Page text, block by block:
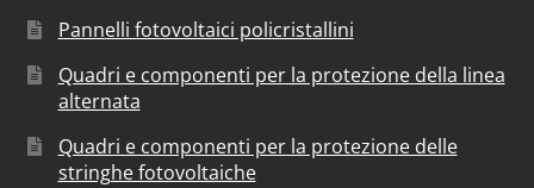
Pannelli fotovoltaici policristallini
Quadri e componenti per la protezione della linea
alternata
Quadri e componenti per la protezione delle
stringhe fotovoltaiche